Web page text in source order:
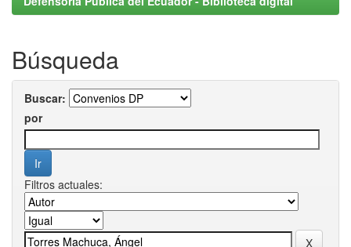
Búsqueda
Buscar:
por
Filtros actuales: